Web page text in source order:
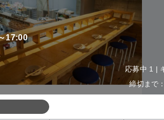
17:00
応募中 1 |
締切まで